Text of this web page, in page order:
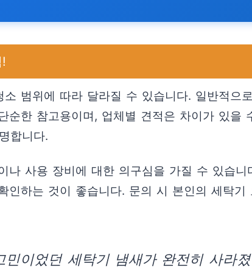
범위에 따라 달라질 수 있습니다. 일반적으
순한 참고용이며, 업체별 견적은 차이가 있을
합니다.
나 사용 장비에 대한 의구심을 가질 수 있습
인하는 것이 좋습니다. 문의 시 본인의 세탁
이었던 세탁기 냄새가 완전히 사라졌